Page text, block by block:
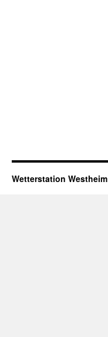
Wetterstation Westheim